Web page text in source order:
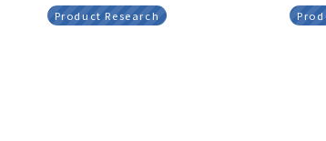
Product Research